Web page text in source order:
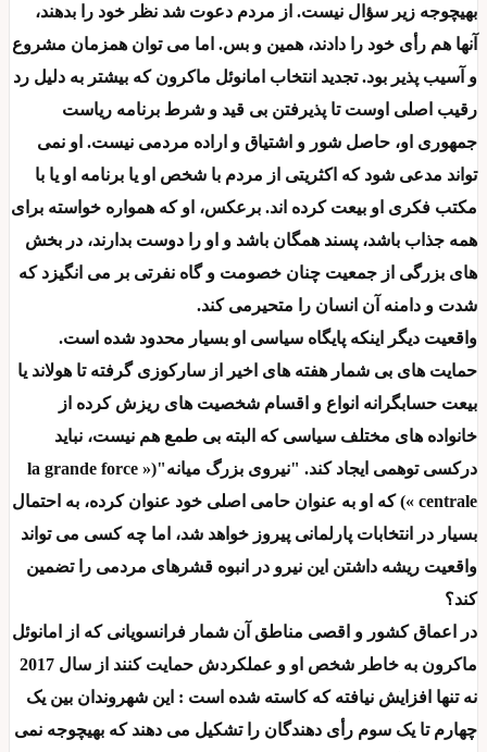
بهیچوجه زیر سؤال نیست. از مردم دعوت شد نظر خود را بدهند،
آنها هم رأی خود را دادند، همین و بس. اما می توان همزمان مشروع
و آسیب پذیر بود. تجدید انتخاب امانوئل ماکرون که بیشتر به دلیل رد
رقیب اصلی اوست تا پذیرفتن بی قید و شرط برنامه ریاست
جمهوری او، حاصل شور و اشتیاق و اراده مردمی نیست. او نمی
تواند مدعی شود که اکثریتی از مردم با شخص او یا برنامه او یا با
مکتب فکری او بیعت کرده اند. برعکس، او که همواره خواسته برای
همه جذاب باشد، پسند همگان باشد و او را دوست بدارند، در بخش
های بزرگی از جمعیت چنان خصومت و گاه نفرتی بر می انگیزد که
شدت و دامنه آن انسان را متحیرمی کند.
واقعیت دیگر اینکه پایگاه سیاسی او بسیار محدود شده است.
حمایت های بی شمار هفته های اخیر از سارکوزی گرفته تا هولاند یا
بیعت حسابگرانه انواع و اقسام شخصیت های ریزش کرده از
خانواده های مختلف سیاسی که البته بی طمع هم نیست، نباید
درکسی توهمی ایجاد کند. "نیروی بزرگ میانه"(« la grande force
centrale ») که او به عنوان حامی اصلی خود عنوان کرده، به احتمال
بسیار در انتخابات پارلمانی پیروز خواهد شد، اما چه کسی می تواند
واقعیت ریشه داشتن این نیرو در انبوه قشرهای مردمی را تضمین
کند؟
در اعماق کشور و اقصی مناطق آن شمار فرانسویانی که از امانوئل
ماکرون به خاطر شخص او و عملکردش حمایت کنند از سال 2017
نه تنها افزایش نیافته که کاسته شده است : این شهروندان بین یک
چهارم تا یک سوم رأی دهندگان را تشکیل می دهند که بهیچوجه نمی